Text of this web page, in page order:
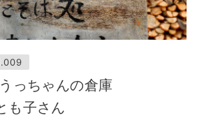
っちゃんの倉庫
も子さん